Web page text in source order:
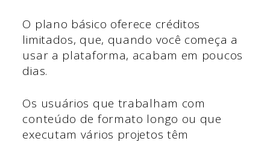
O plano básico oferece créditos
limitados, que, quando você começa a
usar a plataforma, acabam em poucos
dias.
Os usuários que trabalham com
conteúdo de formato longo ou que
executam vários projetos têm